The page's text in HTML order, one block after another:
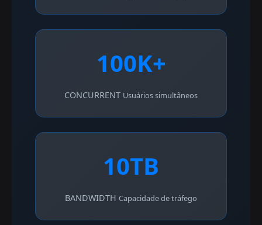
100K+
CONCURRENT Usuários simultâneos
10TB
BANDWIDTH Capacidade de tráfego